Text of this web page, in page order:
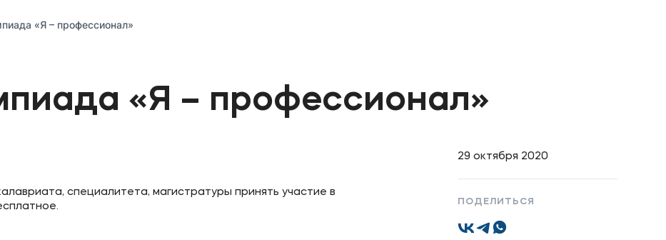
Дополнительное профессиональное образование
Подобрать программу
«Я – профессионал»
«Я – профессионал»
29 октября 2020
ПОДЕЛИТЬСЯ
специалитета, магистратуры принять участие в